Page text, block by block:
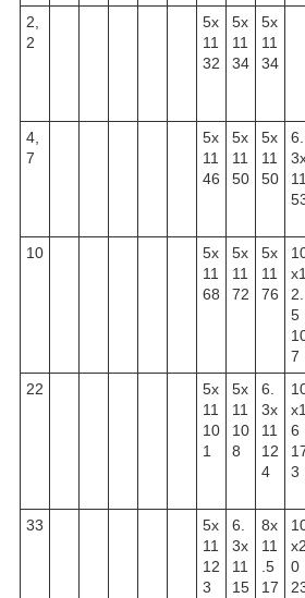
2,
2
5x
11
32
5x
11
34
5x
11
34
4,
7
5x
11
46
5x
11
50
5x
11
50
6.
11
10
5x
11
68
5x
11
72
5x
11
76
x1
2.
5
7
22
5x
11
10
1
5x
11
10
8
6.
3x
11
12
4
x1
6
3
33
5x
11
12
3
6.
3x
11
15
8x
11
.5
17
x2
0